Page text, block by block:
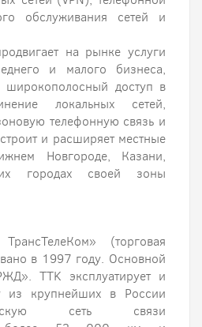
обслуживания сетей и
на рынке услуги
и малого бизнеса,
доступ в
локальных сетей,
телефонную связь и
и расширяет местные
Новгороде, Казани,
городах своей зоны
(торговая
в 1997 году. Основной
TTK эксплуатирует и
из крупнейших в России
сеть связи